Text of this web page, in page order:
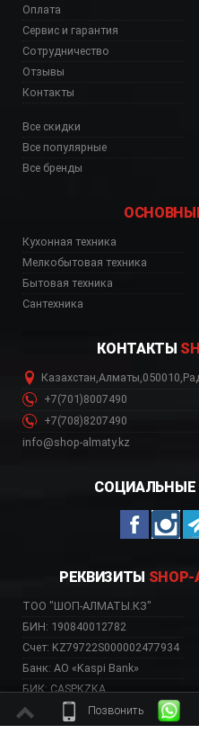
Позвонить
Оплата
Сервис и гарантия
Сотрудничество
Отзывы
Контакты
Все скидки
Все популярные
Все бренды
Кухонная техника
Мелкобытовая техника
Бытовая техника
Сантехника
КОНТАКТЫ
Казахстан,Алматы,050010,
+7(701)8007490
+7(708)8207490
info@shop-almaty.kz
СОЦИАЛЬНЫЕ
РЕКВИЗИТЫ SHOP-
ТОО "ШОП-АЛМАТЫ.КЗ"
БИН: 190840012782
Счет: KZ79722S000002477934
Банк: АО «Kaspi Bank»
БИК: CASPKZKA